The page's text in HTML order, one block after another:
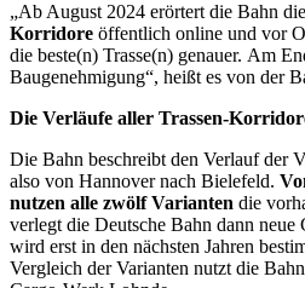
„Ab August 2024 erörtert die Bahn
Korridore öffentlich online und vor
die beste(n) Trasse(n) genauer. Am
Baugenehmigung“, heißt es von der
Die Verläufe aller Trassen-
Die Bahn beschreibt den Verlauf der
also von Hannover nach Bielefeld.
nutzen alle zwölf Varianten die
verlegt die Deutsche Bahn dann neue
wird erst in den nächsten Jahren
Vergleich der Varianten nutzt die